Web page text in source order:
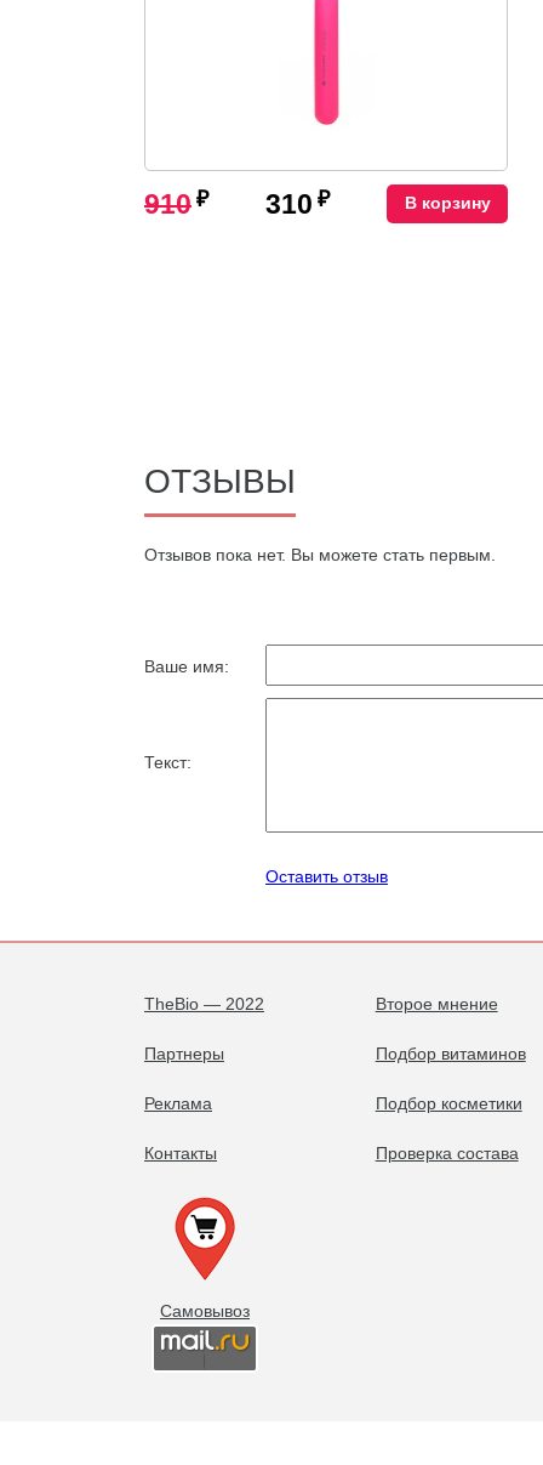
910 ₽ 310 ₽ В корзину
ОТЗЫВЫ
Oтзывов пока нет. Вы можете стать первым.
Ваше имя:
Текст:
Оставить отзыв
TheBio — 2022
Партнеры
Реклама
Контакты
Второе мнение
Подбор витаминов
Подбор косметики
Проверка состава
Самовывоз